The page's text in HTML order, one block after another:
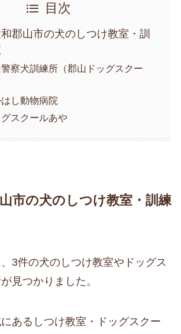
目次
郡山市の犬のしつけ教室・訓
察犬訓練所（郡山ドッグスクー
し動物病院
グスクールあや
市の犬のしつけ教室・訓練
3件の犬のしつけ教室やドッグス
見つかりました。
あるしつけ教室・ドッグスクー